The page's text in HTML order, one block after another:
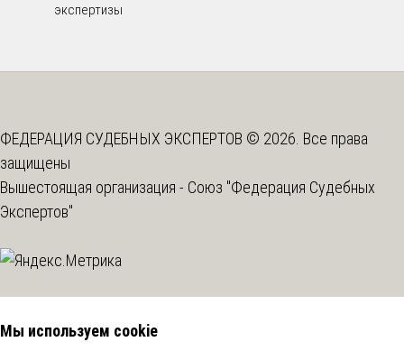
экспертизы
ФЕДЕРАЦИЯ СУДЕБНЫХ ЭКСПЕРТОВ © 2026. Все права
защищены
Вышестоящая организация - Союз "Федерация Судебных
Экспертов"
Мы используем cookie